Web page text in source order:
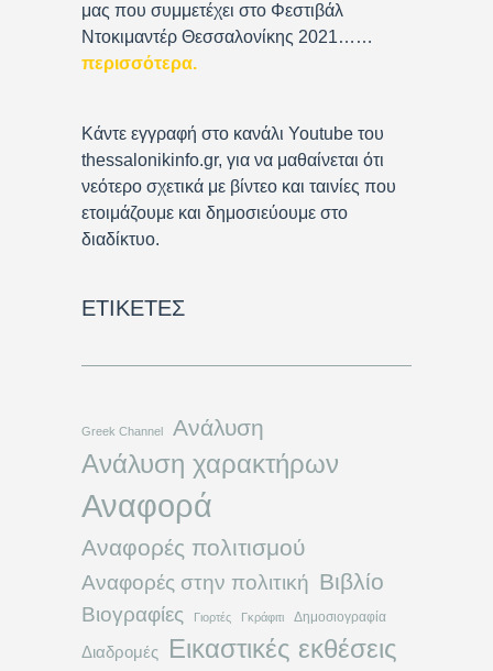
μας που συμμετέχει στο Φεστιβάλ
Ντοκιμαντέρ Θεσσαλονίκης 2021……
περισσότερα.
Κάντε εγγραφή στο κανάλι Youtube του
thessalonikinfo.gr, για να μαθαίνεται ότι
νεότερο σχετικά με βίντεο και ταινίες που
ετοιμάζουμε και δημοσιεύουμε στο
διαδίκτυο.
ΕΤΙΚΈΤΕΣ
Greek Channel Ανάλυση
Ανάλυση χαρακτήρων
Αναφορά
Αναφορές πολιτισμού
Αναφορές στην πολιτική Βιβλίο
Βιογραφίες Γιορτές Γκράφιτι Δημοσιογραφία
Διαδρομές Εικαστικές εκθέσεις